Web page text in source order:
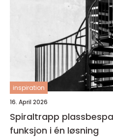
inspiration
16. April 2026
Spiraltrapp plassbesparende design og
funksjon i én løsning